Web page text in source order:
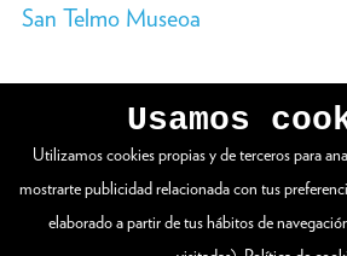
San Telmo Museoa
VER WEB
Usamos
Utilizamos cookies propias y de terceros para
mostrarte publicidad relacionada con tus
elaborado a partir de tus hábitos de